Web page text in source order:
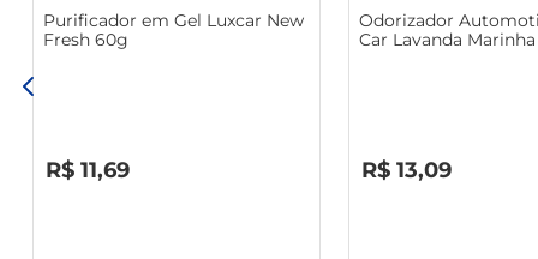
Purificador em Gel Luxcar New
Fresh 60g
R$ 11,69
Odorizador
Car Lavanda
R$ 13,09